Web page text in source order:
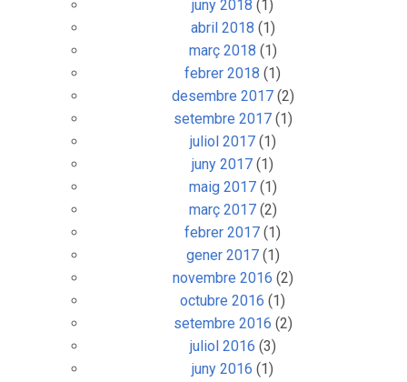
juny 2018 (1)
abril 2018 (1)
març 2018 (1)
febrer 2018 (1)
desembre 2017(2)
setembre 2017(1)
juliol 2017(1)
juny 2017 (1)
maig 2017(1)
març 2017(2)
febrer 2017 (1)
gener 2017(1)
novembre 2016 (2)
octubre 2016 (1)
setembre 2016 (2)
juliol 2016 (3)
juny 2016 (1)